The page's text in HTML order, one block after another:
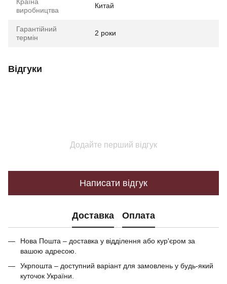
Країна
виробництва
Китай
Гарантійний
термін
2 роки
Відгуки
Додайте перший відгук
Написати відгук
Доставка Оплата
Нова Пошта – доставка у відділення або кур'єром за
вашою адресою.
Укрпошта – доступний варіант для замовлень у будь-який
куточок України.